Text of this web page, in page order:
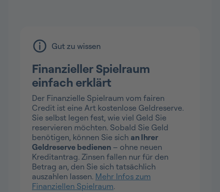
Gut zu wissen
Finanzieller Spielraum
einfach erklärt
Der Finanzielle Spielraum vom fairen
Credit ist eine Art kostenlose Geldreserve.
Sie selbst legen fest, wie viel Geld Sie
reservieren möchten. Sobald Sie Geld
benötigen, können Sie sich an Ihrer
Geldreserve bedienen – ohne neuen
Kreditantrag. Zinsen fallen nur für den
Betrag an, den Sie sich tatsächlich
auszahlen lassen. Mehr Infos zum
Finanziellen Spielraum.